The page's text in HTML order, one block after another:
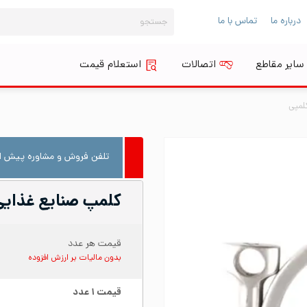
درباره ما تماس با ما
برای:
سایر مقاطع اتصالات استعلام قیمت
تلفن فروش و مشاوره پیش
کلمپ صنایع غذایی
قیمت هر عدد
بدون مالیات بر ارزش افزوده
قیمت ۱عدد